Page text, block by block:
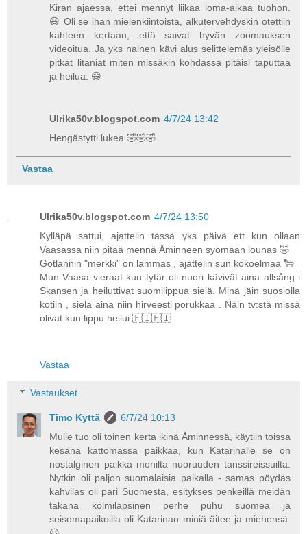
Kiran ajaessa, ettei mennyt liikaa loma-aikaa tuohon.
😃 Oli se ihan mielenkiintoista, alkutervehdyskin otettiin
kahteen kertaan, että saivat hyvän zoomauksen
videoitua. Ja yks nainen kävi alus selittelemäs yleisölle
pitkät litaniat miten missäkin kohdassa pitäisi taputtaa
ja heilua. 😄
Ulrika50v.blogspot.com 4/7/24 13:42
Hengästytti lukea 🤣🤣🤣
Vastaa
Ulrika50v.blogspot.com 4/7/24 13:50
Kylläpä sattui, ajattelin tässä yks päivä ett kun ollaan
Vaasassa niin pitää mennä Åminneen syömään lounas 🤣
Gotlannin "merkki" on lammas , ajattelin sun kokoelmaa 🐑
Mun Vaasa vieraat kun tytär oli nuori kävivät aina allsång i
Skansen ja heiluttivat suomilippua sielä. Minä jäin suosiolla
kotiin , sielä aina niin hirveesti porukkaa . Näin tv:stä missä
olivat kun lippu heilui 🇫🇮🇫🇮
Vastaa
Vastaukset
Timo Kyttä
6/7/24 10:13
Mulle tuo oli toinen kerta ikinä Åminnessä, käytiin toissa
kesänä kattomassa paikkaa, kun Katarinalle se on
nostalginen paikka monilta nuoruuden tanssireissuilta.
Nytkin oli paljon suomalaisia paikalla - samas pöydäs
kahvilas oli pari Suomesta, esitykses penkeillä meidän
takana kolmilapsinen perhe puhu suomea ja
seisomapaikoilla oli Katarinan miniä äitee ja miehensä.